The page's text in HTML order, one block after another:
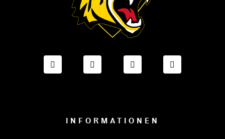
FACEBOOK ONESTO TIGERS BAYREUTH
INSTAGRAM ONESTO TIGERS
TIKTOK ONESTO
INFORMATIONEN